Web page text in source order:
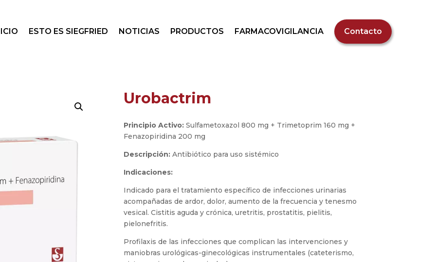
ESTO ES SIEGFRIED NOTICIAS PRODUCTOS FARMACOVIGILANCIA Contacto
Urobactrim
Principio Activo:Sulfametoxazol 800 mg + Trimetoprim 160 mg +
Fenazopiridina 200 mg
Descripción:Antibiótico para uso sistémico
Indicaciones:
Indicado para el tratamiento específico de infecciones urinarias
acompañadas de ardor, dolor, aumento de la frecuencia y tenesmo
vesical. Cistitis aguda y crónica, uretritis, prostatitis, pielitis,
pielonefritis.
Profilaxis de las infecciones que complican las intervenciones y
maniobras urológicas-ginecológicas instrumentales (cateterismo,